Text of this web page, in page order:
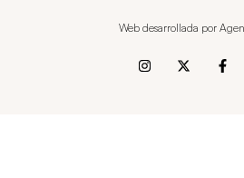
Web desarrollada por